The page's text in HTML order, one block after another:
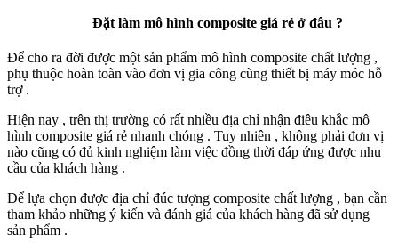
Đặt làm mô hình composite giá rẻ ở đâu ?
Để cho ra đời được một sản phẩm mô hình composite chất lượng ,
phụ thuộc hoàn toàn vào đơn vị gia công cùng thiết bị máy móc hỗ
trợ .
Hiện nay , trên thị trường có rất nhiều địa chỉ nhận điêu khắc mô
hình composite giá rẻ nhanh chóng . Tuy nhiên , không phải đơn vị
nào cũng có đủ kinh nghiệm làm việc đồng thời đáp ứng được nhu
cầu của khách hàng .
Để lựa chọn được địa chỉ đúc tượng composite chất lượng , bạn cần
tham khảo những ý kiến và đánh giá của khách hàng đã sử dụng
sản phẩm .